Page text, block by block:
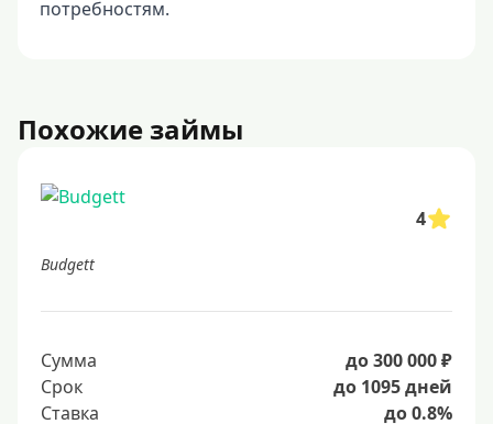
потребностям.
Похожие займы
4
Budgett
Сумма
до 300 000 ₽
Срок
до 1095 дней
Ставка
до 0.8%